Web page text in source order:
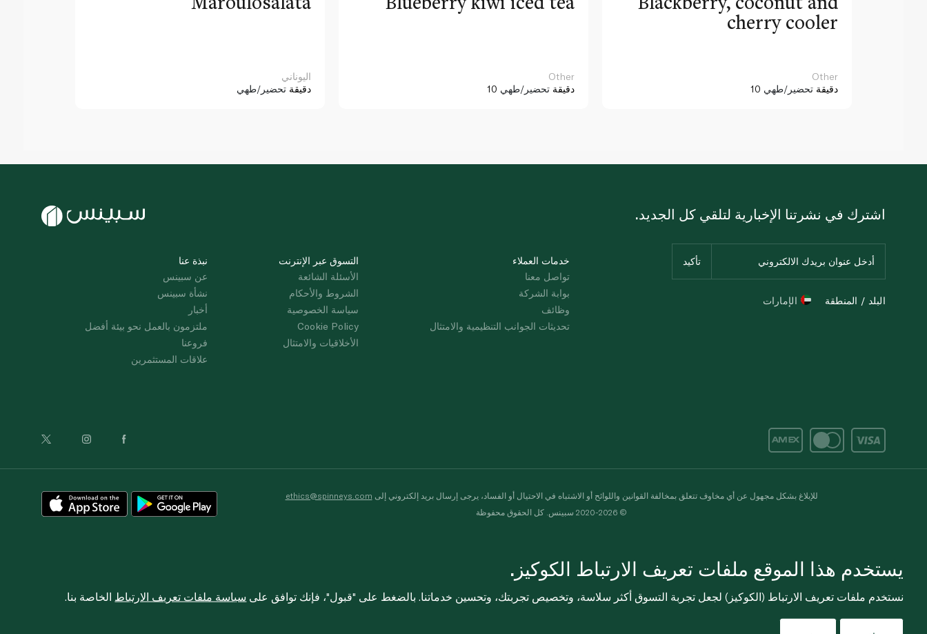
اليوناني
دقيقة تحضير/طهي
Other
10 دقيقة تحضير/طهي
cherry cooler
Other
10 دقيقة تحضير/طهي
نبذة عنا
عن سبينس
نشأة سبينس
أخبار
ملتزمون بالعمل نحو بيئة أفضل
فروعنا
علاقات المستثمرين
التسوق عبر الإنترنت
الأسئلة الشائعة
الشروط والأحكام
سياسة الخصوصية
Cookie Policy
الأخلاقيات والامتثال
خدمات العملاء
تواصل معنا
بوابة الشركة
وظائف
تحديثات الجوانب التنظيمية والامتثال
اشترك في نشرتنا الإخبارية لتلقي كل الجديد.
البلد / المنطقة الإمارات
للإبلاغ بشكل مجهول عن أي مخاوف تتعلق بمخالفة القوانين واللوائح أو الاشتباه في الاحتيال أو الفساد، يرجى إرسال بريد إلكتروني إلى ethics@spinneys.com
© 2020-2026 سبينس. كل الحقوق محفوظة
يستخدم هذا الموقع ملفات تعريف الارتباط الكوكيز.
نستخدم ملفات تعريف الارتباط (الكوكيز) لجعل تجربة التسوق أكثر سلاسة، وتخصيص تجربتك، وتحسين خدماتنا. بالضغط على "قبول"، فإنك توافق على سياسة ملفات تعريف الارتباط الخاصة بنا.